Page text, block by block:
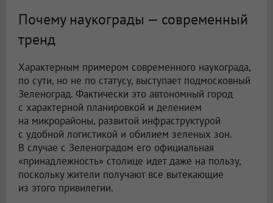
Почему наукограды — современный
тренд
Характерным примером современного наукограда,
по сути, но не по статусу, выступает подмосковный
Зеленоград. Фактически это автономный город
с характерной планировкой и делением
на микрорайоны, развитой инфраструктурой
с удобной логистикой и обилием зеленых зон.
В случае с Зеленоградом его официальная
«принадлежность» столице идет даже на пользу,
поскольку жители получают все вытекающие
из этого привилегии.